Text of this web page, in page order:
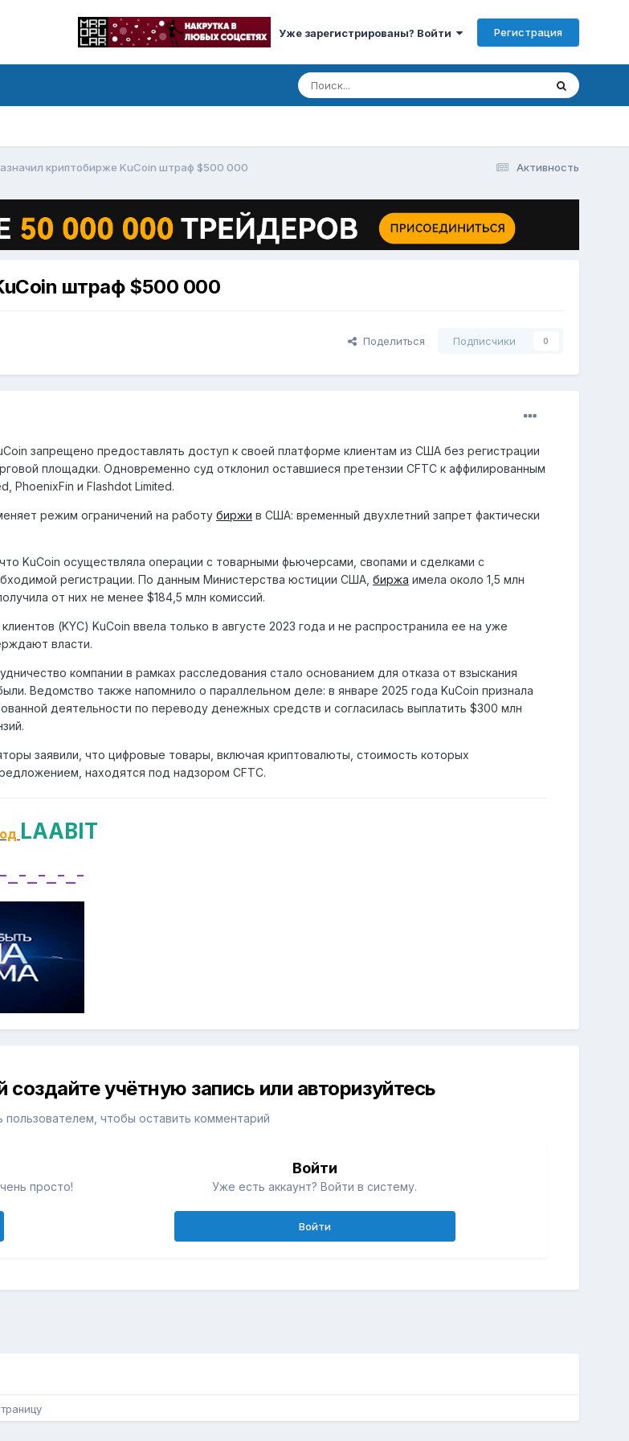
Уже зарегистрированы? Войти Регистрация
Активность
криптобирже KuCoin штраф $500 000
штраф $500 000
Поделиться Подписчики 0
запрещено предоставлять доступ к своей платформе клиентам из США без регистрации
площадки. Одновременно суд отклонил оставшиеся претензии CFTC к аффилированным
PhoenixFin и Flashdot Limited.
режим ограничений на работубиржи в США: временный двухлетний запрет фактически
KuCoin осуществляла операции с товарными фьючерсами, свопами и сделками с
регистрации. По данным Министерства юстиции США,биржа имела около 1,5 млн
от них не менее $184,5 млн комиссий.
(KYC) KuCoin ввела только в августе 2023 года и не распространила ее на уже
власти.
компании в рамках расследования стало основанием для отказа от взыскания
Ведомство также напомнило о параллельном деле: в январе 2025 года KuCoin признала
деятельности по переводу денежных средств и согласилась выплатить $300 млн
заявили, что цифровые товары, включая криптовалюты, стоимость которых
находятся под надзором CFTC.
LAABIT
_-_-_-_-
учётную запись или авторизуйтесь
чтобы оставить комментарий
просто!
Войти
Уже есть аккаунт? Войти в систему.
Войти